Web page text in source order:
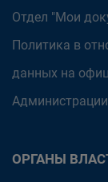
Отдел "Мои
Политика в
данных на
Администрации
ОРГАНЫ